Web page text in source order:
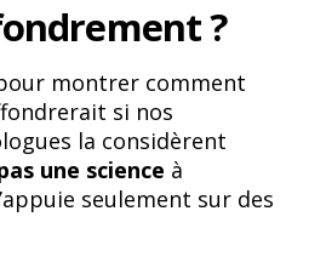
?
montrer comment
si nos
la considèrent
une science à
seulement sur des